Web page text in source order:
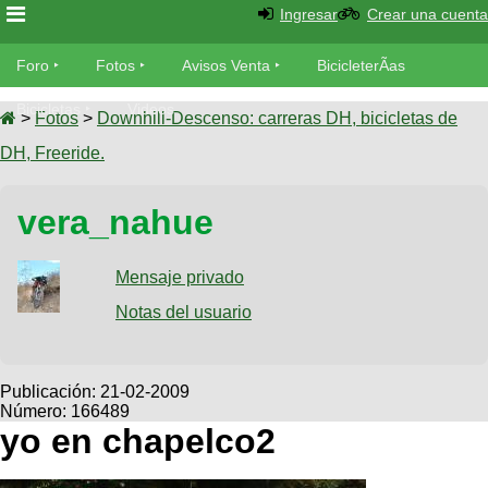
Foro
Foro
TÃ©cnica
Fotos
tu foto
Galeria
XC
Viajes
Descenso
SUBÃ
tu
Buscar
Ultimos
Fotos
BicicleterÃ­
as
Bicicletas
Tandem
Videos
Cicloturismo
Ingresar Crear una cuenta
Foro Fotos Avisos Venta BicicleterÃ­as
Bicicletas Videos
> Fotos > Downhill-Descenso: carreras DH, bicicletas de
DH, Freeride.
vera_nahue
Mensaje privado
Notas del usuario
Publicación: 21-02-2009
Número: 166489
yo en chapelco2